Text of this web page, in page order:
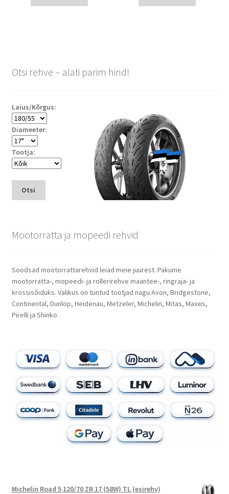
Otsi rehve – alati parim hind!
Laius/Kõrgus:
Diameeter:
Tootja:
Otsi
Mootorratta ja mopeedi rehvid
Soodsad mootorrattarehvid leiad meie juurest. Pakume
mootorratta-, mopeedi- ja rollerirehve maantee-, ringraja- ja
krossisõiduks. Valikus on tuntud tootjad nagu Avon, Bridgestone,
Continental, Dunlop, Heidenau, Metzeler, Michelin, Mitas, Maxxis,
Pirelli ja Shinko.
Michelin Road 5 120/70 ZR 17 (58W) TL (esirehv)